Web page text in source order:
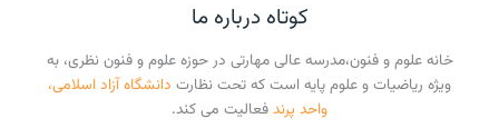
کوتاه درباره ما
خانه علوم و فنون،مدرسه عالی مهارتی در حوزه علوم و فنون نظری، به
ویژه ریاضیات و علوم پایه است که تحت نظارت دانشگاه آزاد اسلامی،
واحد پرندفعالیت می کند.